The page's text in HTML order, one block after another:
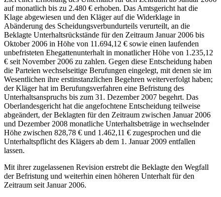
auf monatlich bis zu 2.480 € erhoben. Das Amtsgericht hat die
Klage abgewiesen und den Kläger auf die Widerklage in
Abänderung des Scheidungsverbundurteils verurteilt, an die
Beklagte Unterhaltsrückstände für den Zeitraum Januar 2006 bis
Oktober 2006 in Höhe von 11.694,12 € sowie einen laufenden
unbefristeten Ehegattenunterhalt in monatlicher Höhe von 1.235,12
€ seit November 2006 zu zahlen. Gegen diese Entscheidung haben
die Parteien wechselseitige Berufungen eingelegt, mit denen sie im
Wesentlichen ihre erstinstanzlichen Begehren weiterverfolgt haben;
der Kläger hat im Berufungsverfahren eine Befristung des
Unterhaltsanspruchs bis zum 31. Dezember 2007 begehrt. Das
Oberlandesgericht hat die angefochtene Entscheidung teilweise
abgeändert, der Beklagten für den Zeitraum zwischen Januar 2006
und Dezember 2008 monatliche Unterhaltsbeträge in wechselnder
Höhe zwischen 828,78 € und 1.462,11 € zugesprochen und die
Unterhaltspflicht des Klägers ab dem 1. Januar 2009 entfallen
lassen.
Mit ihrer zugelassenen Revision erstrebt die Beklagte den Wegfall
der Befristung und weiterhin einen höheren Unterhalt für den
Zeitraum seit Januar 2006.